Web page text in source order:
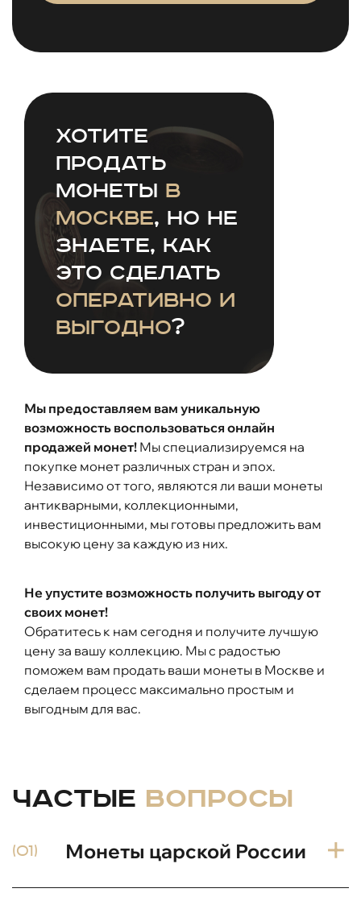
Хотите
продать
монеты в
Москве, но не
знаете, как
это сделать
оперативно и
выгодно?
Мы предоставляем вам уникальную
возможность воспользоваться онлайн
продажей монет! Мы специализируемся на
покупке монет различных стран и эпох.
Независимо от того, являются ли ваши монеты
антикварными, коллекционными,
инвестиционными, мы готовы предложить вам
высокую цену за каждую из них.
Не упустите возможность получить выгоду от
своих монет!
Обратитесь к нам сегодня и получите лучшую
цену за вашу коллекцию. Мы с радостью
поможем вам продать ваши монеты в Москве и
сделаем процесс максимально простым и
выгодным для вас.
Частые вопросы
(01) Монеты царской России